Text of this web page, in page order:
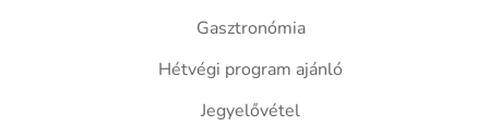
Gasztronómia
Hétvégi program ajánló
Jegyelővétel